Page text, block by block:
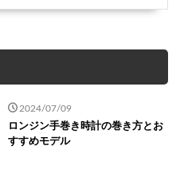
2024/07/09
ロンジン手巻き時計の巻き方とお
すすめモデル